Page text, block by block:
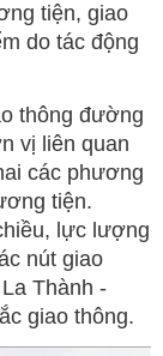
tiện, giao
do tác động
thông đường
vị liên quan
các phương
tiện.
lực lượng
nút giao
Thành -
giao thông.